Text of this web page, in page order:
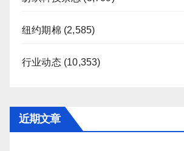
纽约期棉 (2,585)
行业动态(10,353)
近期文章